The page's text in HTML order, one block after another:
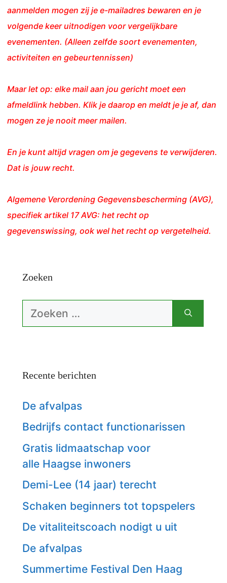
aanmelden mogen zij je e-mailadres bewaren en je
volgende keer uitnodigen voor vergelijkbare
evenementen. (Alleen zelfde soort evenementen,
activiteiten en gebeurtennissen)
Maar let op: elke mail aan jou gericht moet een
afmeldlink hebben. Klik je daarop en meldt je je af, dan
mogen ze je nooit meer mailen.
En je kunt altijd vragen om je gegevens te verwijderen.
Dat is jouw recht.
Algemene Verordening Gegevensbescherming (AVG),
specifiek artikel 17 AVG: het recht op
gegevenswissing, ook wel het recht op vergetelheid.
Zoeken
Zoek
Recente berichten
De afvalpas
Bedrijfs contact functionarissen
Gratis lidmaatschap voor
alle Haagse inwoners
Demi-Lee (14 jaar) terecht
Schaken beginners tot topspelers
De vitaliteitscoach nodigt u uit
De afvalpas
Summertime Festival Den Haag